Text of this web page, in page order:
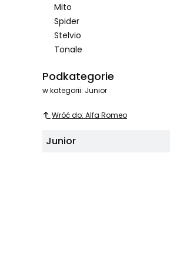
Mito
Spider
Stelvio
Tonale
Podkategorie
w kategorii: Junior
Wróć do: Alfa Romeo
Junior